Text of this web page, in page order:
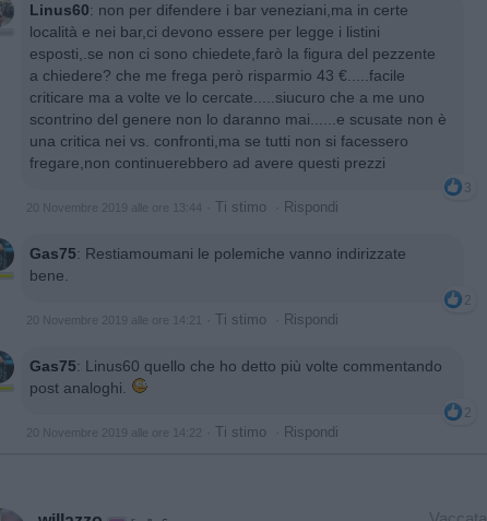
Linus60: non per difendere i bar veneziani,ma in certe
località e nei bar,ci devono essere per legge i listini
esposti,.se non ci sono chiedete,farò la figura del pezzente
a chiedere? che me frega però risparmio 43 €.....facile
criticare ma a volte ve lo cercate.....siucuro che a me uno
scontrino del genere non lo daranno mai......e scusate non è
una critica nei vs. confronti,ma se tutti non si facessero
fregare,non continuerebbero ad avere questi prezzi
3
20 Novembre 2019 alle ore 13:44 Ti stimo Rispondi
Gas75: Restiamoumani le polemiche vanno indirizzate
bene.
2
20 Novembre 2019 alle ore 14:21 Ti stimo Rispondi
Gas75: Linus60 quello che ho detto più volte commentando
post analoghi.
2
20 Novembre 2019 alle ore 14:22 Ti stimo Rispondi